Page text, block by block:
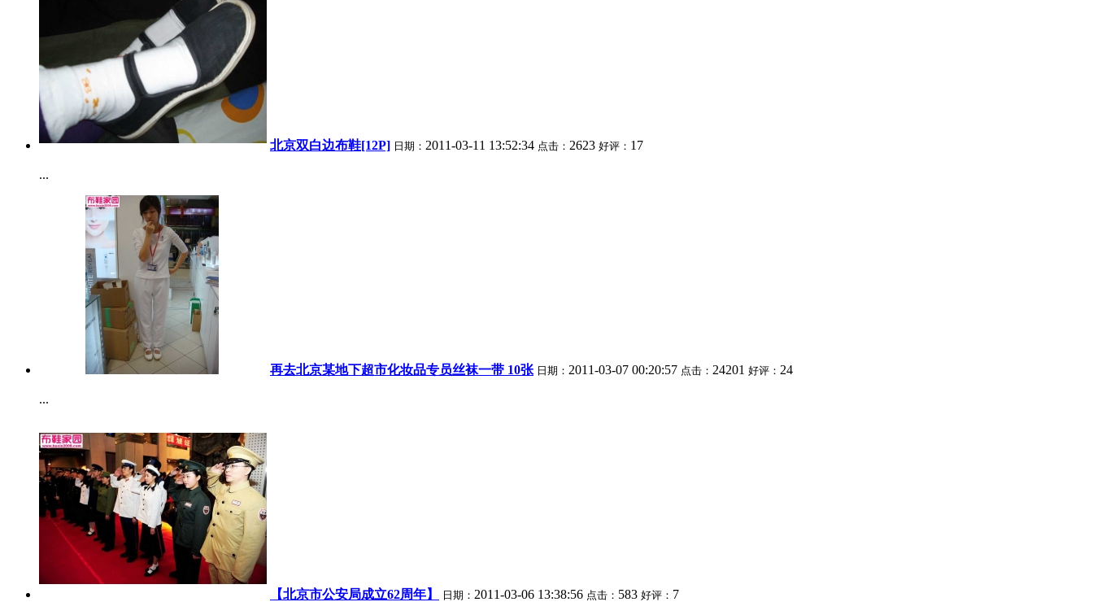
北京双白边布鞋[12P] 日期： 2011-03-11 13:52:34 点击： 2623 好评： 17
...
再去北京某地下超市化妆品专员丝袜一带 10张 日期： 2011-03-07 00:20:57 点击： 24201 好评： 24
...
【北京市公安局成立62周年】 日期： 2011-03-06 13:38:56 点击： 583 好评： 7